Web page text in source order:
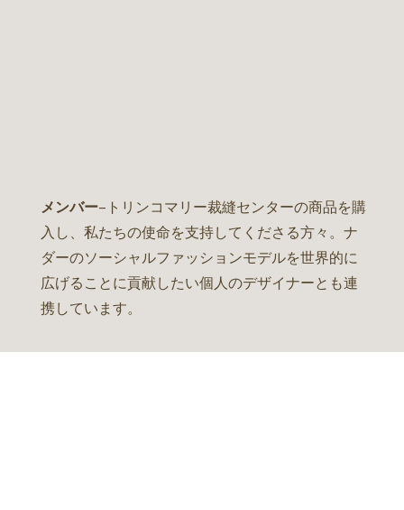
メンバー–トリンコマリー裁縫センターの商品を購
入し、私たちの使命を支持してくださる方々。ナ
ダーのソーシャルファッションモデルを世界的に
広げることに貢献したい個人のデザイナーとも連
携しています。